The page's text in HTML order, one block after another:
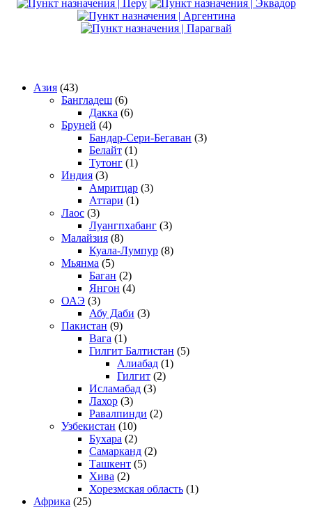
Азия (43)
Бангладеш (6)
Дакка (6)
Бруней (4)
Бандар-Сери-Бегаван (3)
Белайт (1)
Тутонг (1)
Индия (3)
Амритцар (3)
Аттари (1)
Лаос (3)
Луангпхабанг (3)
Малайзия (8)
Куала-Лумпур (8)
Мьянма (5)
Баган (2)
Янгон (4)
ОАЭ (3)
Абу Даби (3)
Пакистан (9)
Вага (1)
Гилгит Балтистан (5)
Алиабад (1)
Гилгит (2)
Исламабад (3)
Лахор (3)
Равалпинди (2)
Узбекистан (10)
Бухара (2)
Самарканд (2)
Ташкент (5)
Хива (2)
Хорезмская область (1)
Африка (25)